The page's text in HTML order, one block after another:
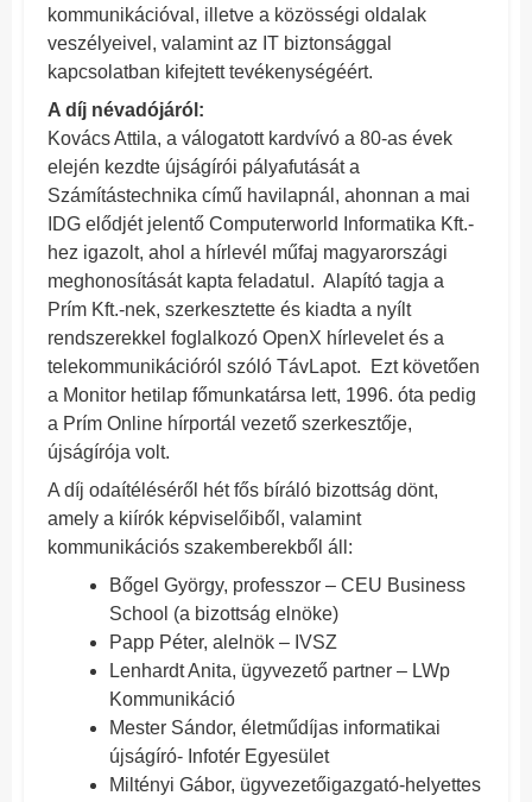
kommunikációval, illetve a közösségi oldalak
veszélyeivel, valamint az IT biztonsággal
kapcsolatban kifejtett tevékenységéért.
A díj névadójáról:
Kovács Attila, a válogatott kardvívó a 80-as évek
elején kezdte újságírói pályafutását a
Számítástechnika című havilapnál, ahonnan a mai
IDG elődjét jelentő Computerworld Informatika Kft.-
hez igazolt, ahol a hírlevél műfaj magyarországi
meghonosítását kapta feladatul. Alapító tagja a
Prím Kft.-nek, szerkesztette és kiadta a nyílt
rendszerekkel foglalkozó OpenX hírlevelet és a
telekommunikációról szóló TávLapot. Ezt követően
a Monitor hetilap főmunkatársa lett, 1996. óta pedig
a Prím Online hírportál vezető szerkesztője,
újságírója volt.
A díj odaítéléséről hét fős bíráló bizottság dönt,
amely a kiírók képviselőiből, valamint
kommunikációs szakemberekből áll:
Bőgel György, professzor – CEU Business
School (a bizottság elnöke)
Papp Péter, alelnök – IVSZ
Lenhardt Anita, ügyvezető partner – LWp
Kommunikáció
Mester Sándor, életműdíjas informatikai
újságíró- Infotér Egyesület
Miltényi Gábor, ügyvezetőigazgató-helyettes